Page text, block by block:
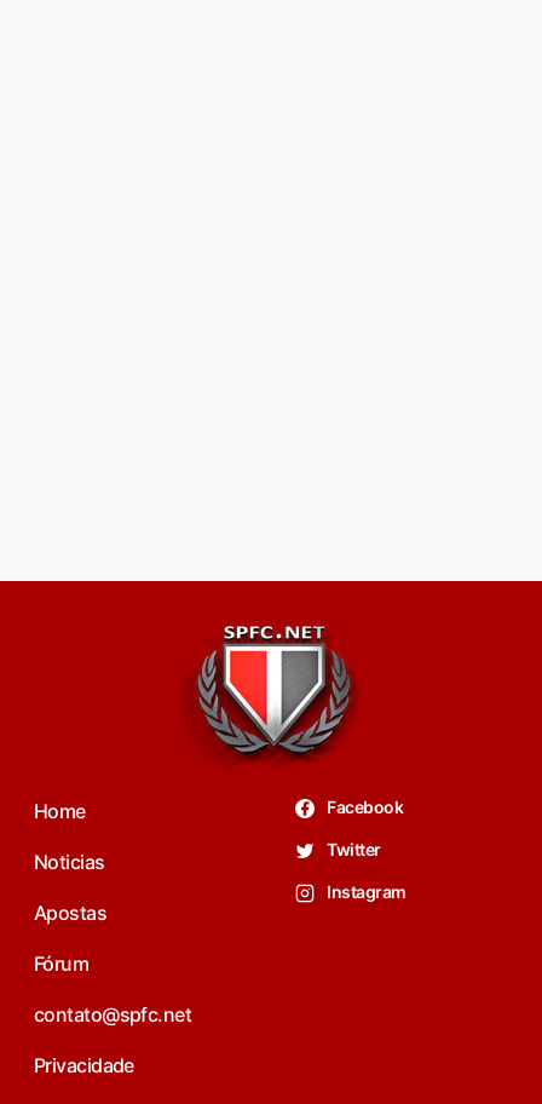
Home
Noticias
Apostas
Fórum
contato@spfc.net
Privacidade
Facebook
Twitter
Instagram